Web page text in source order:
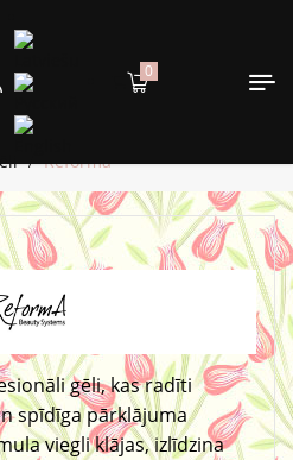
0
Reforma
gēli, kas radīti
spīdīga pārklājuma
viegli klājas, izlīdzina